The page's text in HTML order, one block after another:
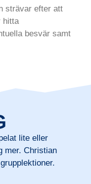
strävar efter att
hitta
besvär samt
lite eller
mer. Christian